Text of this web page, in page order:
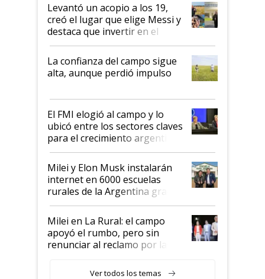
Levantó un acopio a los 19,
creó el lugar que elige Messi y
destaca que invertir en el
kirchnerismo era como "darle
plata a un hijo para droga":
Juan Félix Rossetti, el libertario
que de una dura crisis salió
de Milei
La confianza del campo sigue
alta, aunque perdió impulso
El FMI elogió al campo y lo
ubicó entre los sectores claves
para el crecimiento argentino
Milei y Elon Musk instalarán
internet en 6000 escuelas
rurales de la Argentina gracias
a un acuerdo con Starlink
Milei en La Rural: el campo
apoyó el rumbo, pero sin
renunciar al reclamo por las
Ver todos los temas